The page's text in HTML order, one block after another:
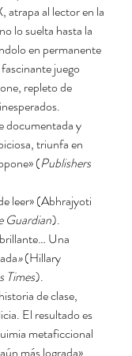
atrapa al lector en la
lo suelta hasta la
en permanente
juego
repleto de
documentada y
triunfa en
(Publishers
leer» (Abhrajyoti
Guardian).
Una
»(Hillary
Times).
de clase,
El resultado es
metaficcional